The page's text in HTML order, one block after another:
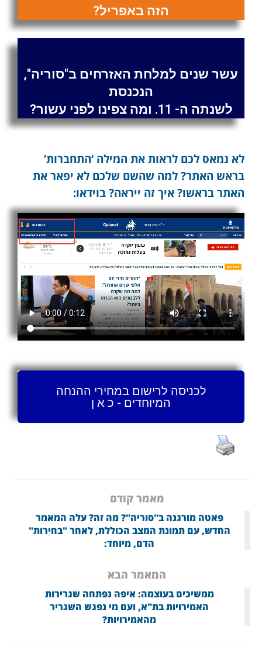
הזה באפריל?
עשר שנים למלחת האזרחים ב"סוריה",
הנכנסת
לשנתה ה- 11. ומה צפינו לפני עשור?
לא נמאס לכם לראות את המילה ‘התחברות’
בראש האתר? למה שהשם שלכם לא יפאר את
האתר בראשו? איך זה ייראה? בוידאו:
לכניסה לרישום במחירי ההנחה
המיוחדים - כ א ן
מאמר קודם
פאטה מורגנה ב"סוריה"? מה זה? עלה המאמר
החדש, עם תמונת המצב הכוללת, לאחר "בחירות"
הדם, מיוחד:
המאמר הבא
ממשיכים בעוצמה: איפה נפתחה שגרירות
האמירויות בת"א, ועם מי נפגש השגריר
מהאמירויות?